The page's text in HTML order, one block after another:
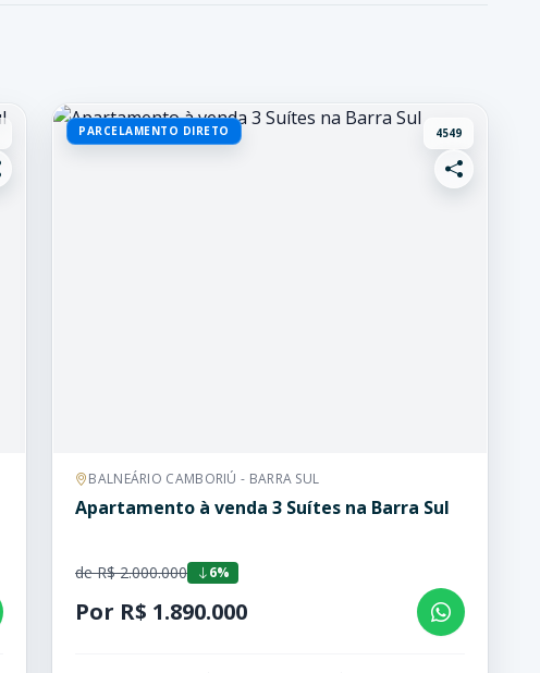
PARCELAMENTO DIRETO 4549
BALNEÁRIO CAMBORIÚ - BARRA SUL
Apartamento à venda 3 Suítes na Barra Sul
de R$ 2.000.000 6%
Por R$ 1.890.000